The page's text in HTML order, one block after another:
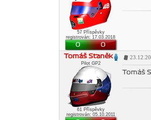
57 Příspěvky
registrován: 17.03.2018
0 0
Tomáš Staněk
Pilot GP2
61 Příspěvky
registrován: 05.10.2011
Tomáš